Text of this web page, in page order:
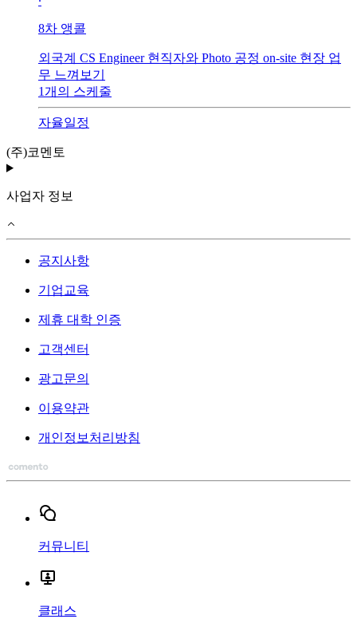
8차 앵콜
외국계 CS Engineer 현직자와 Photo 공정 on-site 현장 업
무 느껴보기
1개의 스케줄
자율일정
(주)코멘토
사업자 정보
공지사항
기업교육
제휴 대학 인증
고객센터
광고문의
이용약관
개인정보처리방침
커뮤니티
클래스